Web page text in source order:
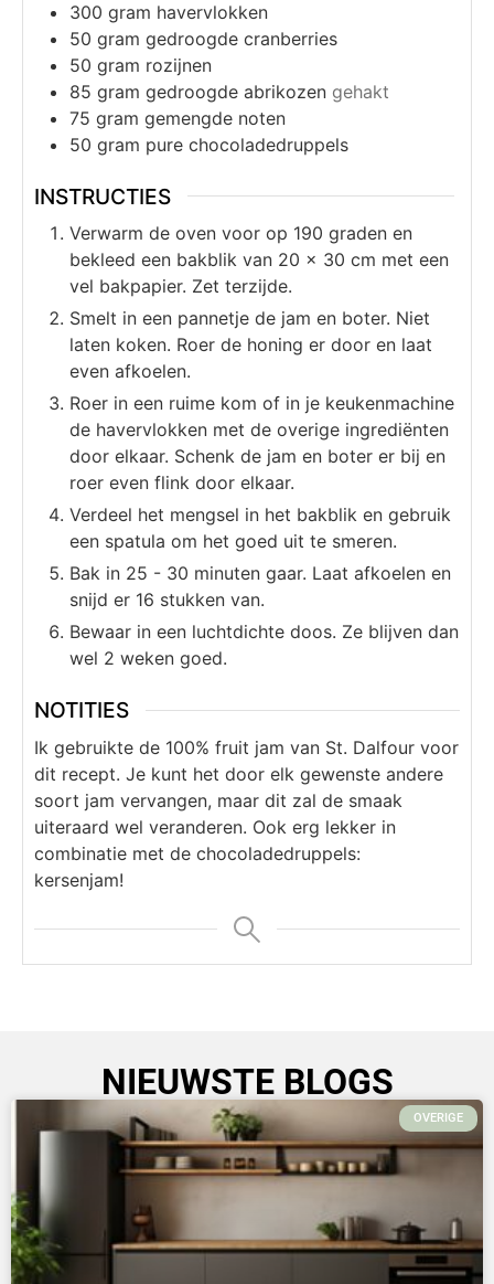
300 gram havervlokken
50 gram gedroogde cranberries
50 gram rozijnen
85 gram gedroogde abrikozen gehakt
75 gram gemengde noten
50 gram pure chocoladedruppels
INSTRUCTIES
Verwarm de oven voor op 190 graden en
bekleed een bakblik van 20 x 30 cm met een
vel bakpapier. Zet terzijde.
Smelt in een pannetje de jam en boter. Niet
laten koken. Roer de honing er door en laat
even afkoelen.
Roer in een ruime kom of in je keukenmachine
de havervlokken met de overige ingrediënten
door elkaar. Schenk de jam en boter er bij en
roer even flink door elkaar.
Verdeel het mengsel in het bakblik en gebruik
een spatula om het goed uit te smeren.
Bak in 25 - 30 minuten gaar. Laat afkoelen en
snijd er 16 stukken van.
Bewaar in een luchtdichte doos. Ze blijven dan
wel 2 weken goed.
NOTITIES
Ik gebruikte de 100% fruit jam van St. Dalfour voor
dit recept. Je kunt het door elk gewenste andere
soort jam vervangen, maar dit zal de smaak
uiteraard wel veranderen. Ook erg lekker in
combinatie met de chocoladedruppels:
kersenjam!
NIEUWSTE BLOGS
OVERIGE